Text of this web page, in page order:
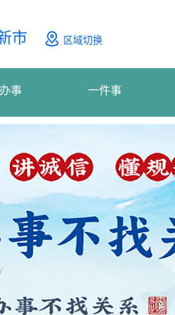
市 区域切换
事 一件事